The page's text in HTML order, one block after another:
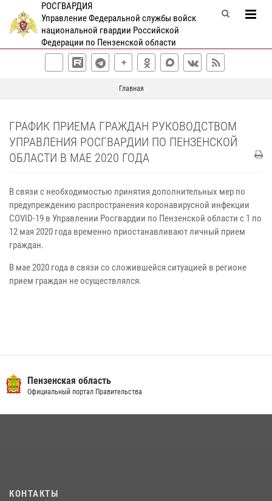
РОСГВАРДИЯ
Управление Федеральной службы войск
национальной гвардии Российской
Федерации по Пензенской области
Главная
ГРАФИК ПРИЕМА ГРАЖДАН РУКОВОДСТВОМ
УПРАВЛЕНИЯ РОСГВАРДИИ ПО ПЕНЗЕНСКОЙ
ОБЛАСТИ В МАЕ 2020 ГОДА
В связи с необходимостью принятия дополнительных мер по
предупреждению распространения коронавирусной инфекции
COVID-19 в Управлении Росгвардии по Пензенской области с 1 по
12 мая 2020 года временно приостанавливают личный прием
граждан.
В мае 2020 года в связи со сложившейся ситуацией в регионе
прием граждан не осуществлялся.
Пензенская область
Официальный портал Правительства
КОНТАКТЫ